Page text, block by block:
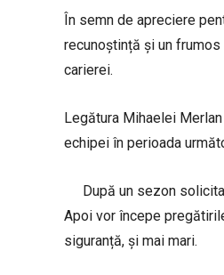
În semn de apreciere
recunoștință și un
carierei.
Legătura Mihaelei
echipei în perioada
După un sezon
Apoi vor începe
siguranță, și mai mari.